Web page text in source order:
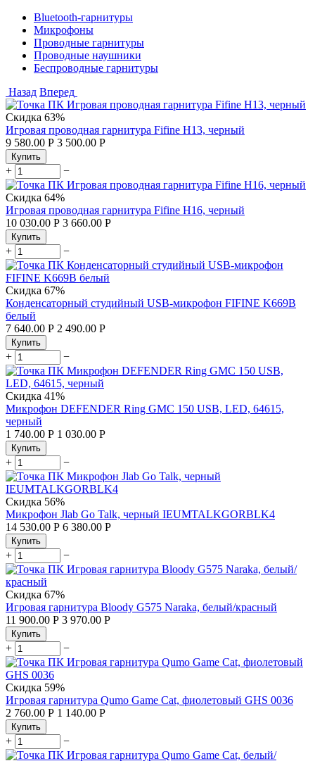
Bluetooth-гарнитуры
Микрофоны
Проводные гарнитуры
Проводные наушники
Беспроводные гарнитуры
Назад Вперед
Скидка 63%
Игровая проводная гарнитура Fifine H13, черный
9 580.00 Р 3 500.00 Р
Купить
+ −
Скидка 64%
Игровая проводная гарнитура Fifine H16, черный
10 030.00 Р 3 660.00 Р
Купить
+ −
Скидка 67%
Конденсаторный студийный USB-микрофон FIFINE K669B
белый
7 640.00 Р 2 490.00 Р
Купить
+ −
Скидка 41%
Микрофон DEFENDER Ring GMC 150 USB, LED, 64615,
черный
1 740.00 Р 1 030.00 Р
Купить
+ −
Скидка 56%
Микрофон Jlab Go Talk, черный IEUMTALKGORBLK4
14 530.00 Р 6 380.00 Р
Купить
+ −
Скидка 67%
Игровая гарнитура Bloody G575 Naraka, белый/красный
11 900.00 Р 3 970.00 Р
Купить
+ −
Скидка 59%
Игровая гарнитура Qumo Game Cat, фиолетовый GHS 0036
2 760.00 Р 1 140.00 Р
Купить
+ −